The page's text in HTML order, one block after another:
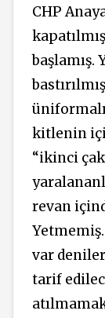
CHP
kitlenin
“ikinci
revan
var
tarif